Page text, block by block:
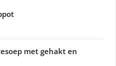
met gehakt en